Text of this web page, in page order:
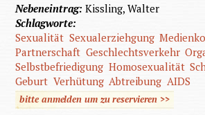
Nebeneintrag:Kissling, Walter
Schlagworte:
Sexualität Sexualerziehgung
Partnerschaft Geschlechtsverkehr
Selbstbefriedigung Homosexualität
Geburt Verhütung Abtreibung AIDS
bitte anmelden um zu reservieren >>